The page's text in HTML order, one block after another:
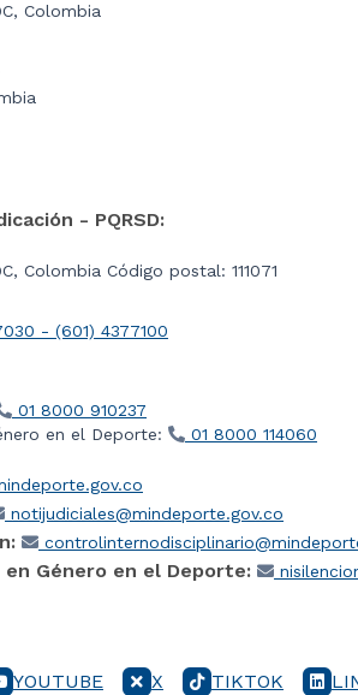
Colombia
- PQRSD:
Colombia Código postal: 111071
- (601) 4377100
01 8000 910237
en el Deporte:
01 8000 114060
notijudiciales@mindeporte.gov.co
en Género en el Deporte:
YOUTUBE X TIKTOK